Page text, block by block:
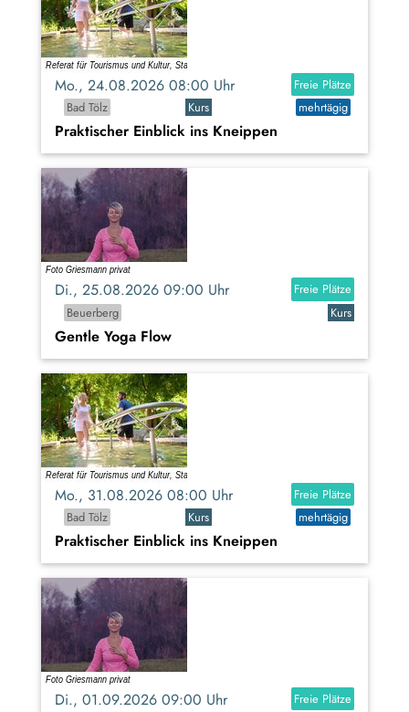
Mo., 24.08.2026 08:00 Uhr
Freie Plätze
Bad Tölz
Kurs mehrtägig
Praktischer Einblick ins Kneippen
Di., 25.08.2026 09:00 Uhr
Freie Plätze
Beuerberg
Kurs
Gentle Yoga Flow
Mo., 31.08.2026 08:00 Uhr
Freie Plätze
Bad Tölz
Kurs mehrtägig
Praktischer Einblick ins Kneippen
Di., 01.09.2026 09:00 Uhr
Freie Plätze